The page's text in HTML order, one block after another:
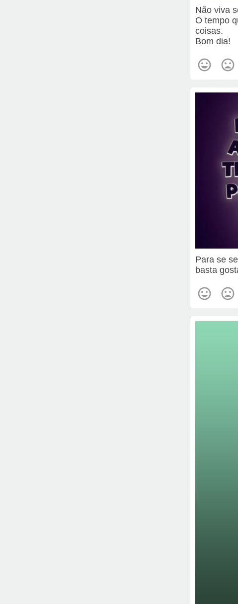
Não viva
O tempo
coisas.
Bom dia!
Para se
basta